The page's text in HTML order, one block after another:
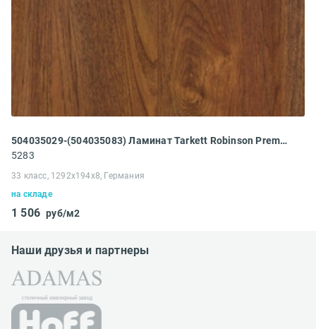
504035029-(504035083) Ламинат Tarkett Robinson Premium 833 Бирманский Тик
5283
33 класс, 1292x194x8, Германия
на складе
1 506 руб/м2
Наши друзья и партнеры